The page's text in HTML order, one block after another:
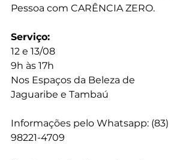
Pessoa com CARÊNCIA ZERO.
Serviço:
12 e 13/08
9h às 17h
Nos Espaços da Beleza de
Jaguaribe e Tambaú
Informações pelo Whatsapp: (83)
98221-4709